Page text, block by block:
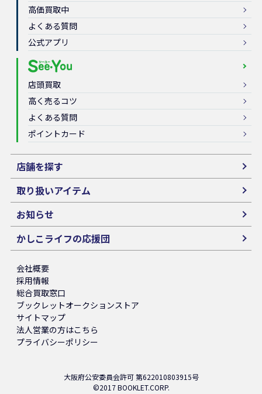
高価買取中
よくある質問
公式アプリ
店頭買取
高く売るコツ
よくある質問
ポイントカード
店舗を探す
取り扱いアイテム
お知らせ
かしこライフの応援団
会社概要
採用情報
総合買取窓口
ブックレットオークションストア
サイトマップ
法人営業の方はこちら
プライバシーポリシー
大阪府公安委員会許可 第622010803915号
©2017 BOOKLET.CORP.